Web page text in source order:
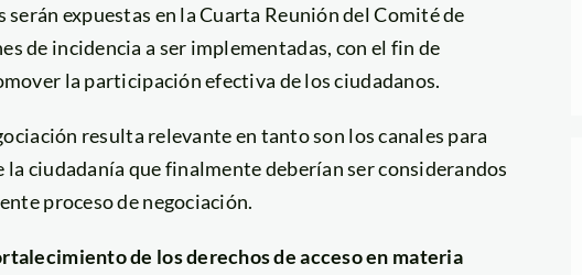
expuestas en la Cuarta Reunión del Comité de
de incidencia a ser implementadas, con el fin de
la participación efectiva de los ciudadanos.
resulta relevante en tanto son los canales para
ciudadanía que finalmente deberían ser considerandos
proceso de negociación.
de los derechos de acceso en materia